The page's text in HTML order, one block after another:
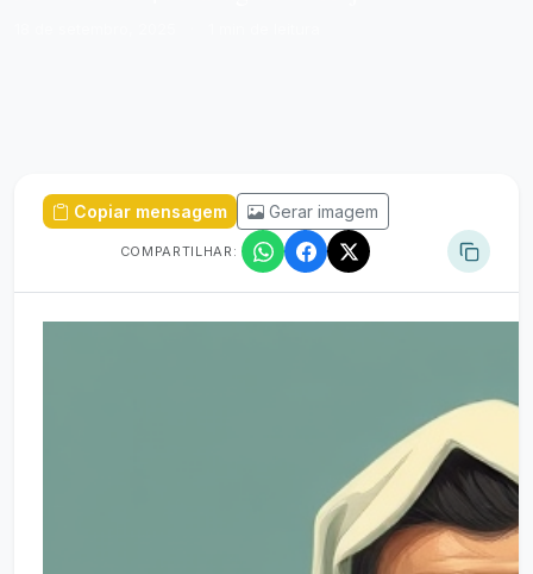
Copiar mensagem Gerar imagem
COMPARTILHAR: